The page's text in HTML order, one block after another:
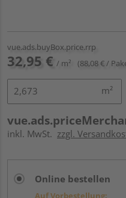
vue.ads.buyBox.price.rrp
32,95 € / m² (88,08 € /
m²
inkl. MwSt. zzgl.
Online bestellen
Auf Vorbestellung: